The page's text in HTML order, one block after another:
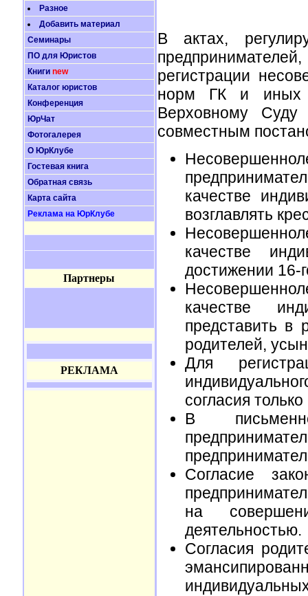
Разное
Добавить материал
Семинары
ПО для Юристов
Книги new
Каталог юристов
Конференция
ЮрЧат
Фотогалерея
О ЮрКлубе
Гостевая книга
Обратная связь
Карта сайта
Реклама на ЮрКлубе
Партнеры
РЕКЛАМА
В актах,
регистрации
норм ГК и иных
Верховному
совместным
качестве
возглавлять
качестве
достижении 16-
качестве
представить в
родителей,
Для
согласия
В
Согласие
на
деятельностью.
Согласия